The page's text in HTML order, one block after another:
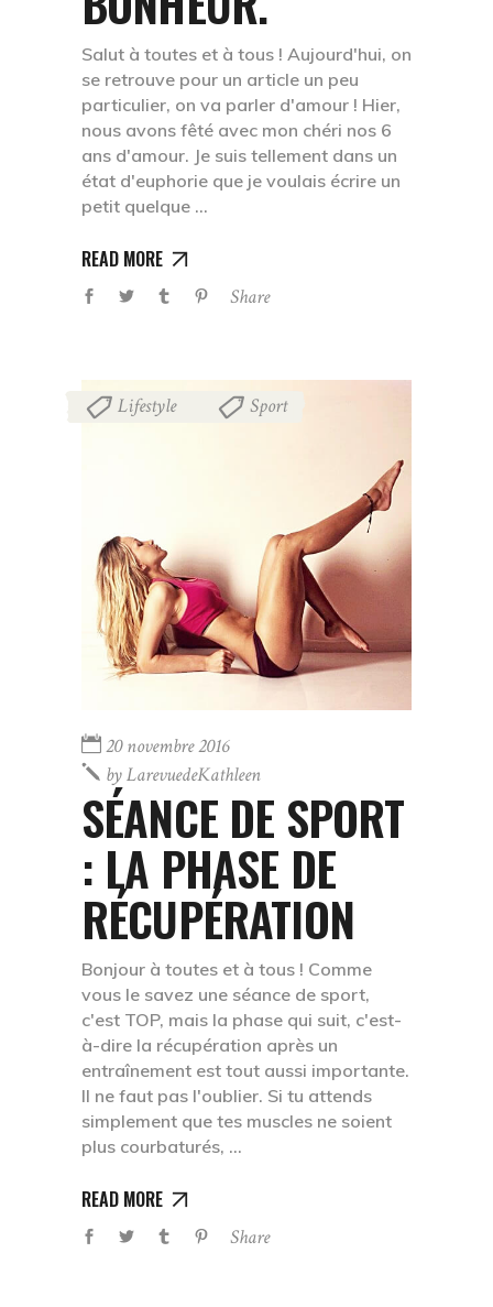
Salut à toutes et à tous ! Aujourd'hui, on
se retrouve pour un article un peu
particulier, on va parler d'amour ! Hier,
nous avons fêté avec mon chéri nos 6
ans d'amour. Je suis tellement dans un
état d'euphorie que je voulais écrire un
petit quelque
READ MORE
Share
Lifestyle Sport
20 novembre 2016
byLarevuedeKathleen
SÉANCE DE SPORT
: LA PHASE DE
RÉCUPÉRATION
Bonjour à toutes et à tous ! Comme
vous le savez une séance de sport,
c'est TOP, mais la phase qui suit, c'est-
à-dire la récupération après un
entraînement est tout aussi importante.
Il ne faut pas l'oublier. Si tu attends
simplement que tes muscles ne soient
plus courbaturés,
READ MORE
Share